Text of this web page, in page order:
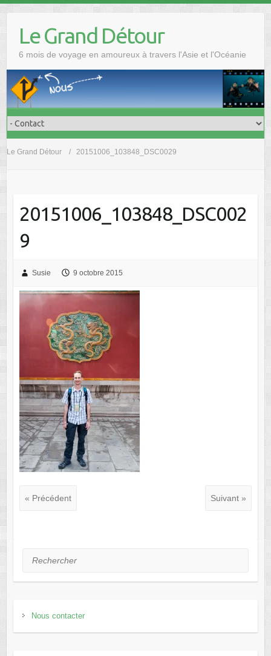
Le Grand Détour
6 mois de voyage en amoureux à travers l'Asie et l'Océanie
Le Grand Détour 20151006_103848_DSC0029
20151006_103848_DSC002
9
Susie 9 octobre 2015
« Précédent Suivant »
Rechercher
Nous contacter